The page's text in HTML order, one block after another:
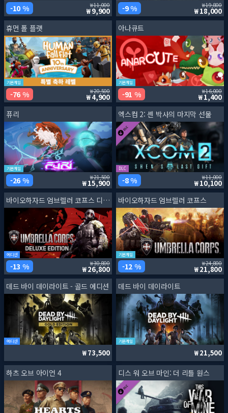
10 % 11,000
9,900 9 % 19,800
18,000
휴먼 폴 플랫
기본게임
76 % 20,500
4,900
아나큐트
기본게임
91 % 16,000
1,400
퓨리
기본게임
26 % 21,500
15,900
엑스컴 2: 셴 박사의 마지막 선물
DLC
8 % 11,000
10,100
바이오하자드 엄브렐러 코프스 디럭스 에디션
에디션
13 % 30,800
26,800
바이오하자드 엄브렐러 코프스
기본게임
12 % 24,800
21,800
데드 바이 데이라이트 - 골드 에디션
에디션
73,500
데드 바이 데이라이트
기본게임
21,500
하츠 오브 아이언 4 디스 워 오브 마인: 더 리틀 원스